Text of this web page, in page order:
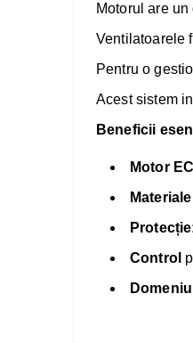
Motorul are
Ventilatoarele
Pentru o
Acest sistem
Beneficii
Motor
Control